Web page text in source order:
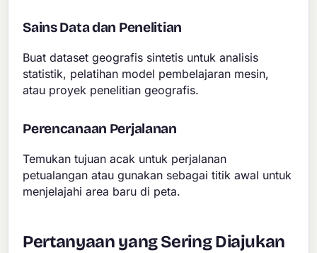
Sains Data dan Penelitian
Buat dataset geografis sintetis untuk analisis
statistik, pelatihan model pembelajaran mesin,
atau proyek penelitian geografis.
Perencanaan Perjalanan
Temukan tujuan acak untuk perjalanan
petualangan atau gunakan sebagai titik awal untuk
menjelajahi area baru di peta.
Pertanyaan yang Sering Diajukan